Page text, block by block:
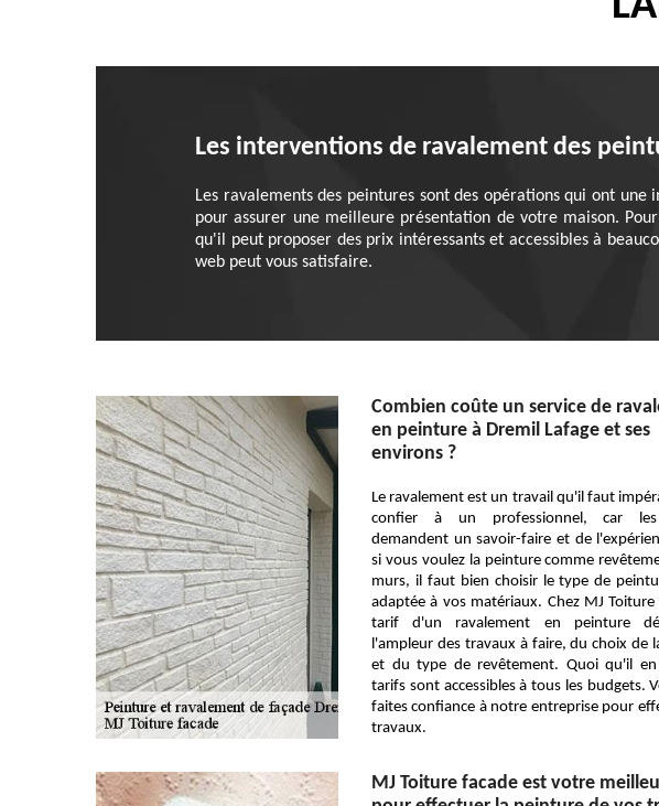
Les interventions de ravalement des
Les ravalements des peintures sont des opérations qui ont
pour assurer une meilleure présentation de votre maison.
qu'il peut proposer des prix intéressants et accessibles à
web peut vous satisfaire.
Combien coûte un service de
en peinture à Dremil Lafage et ses
environs ?
Le ravalement est un travail qu'il faut
confier à un professionnel, car
demandent un savoir-faire et de
si vous voulez la peinture comme
murs, il faut bien choisir le type de
adaptée à vos matériaux. Chez MJ Toiture
tarif d'un ravalement en peinture
l'ampleur des travaux à faire, du choix de
et du type de revêtement. Quoi qu'il
tarifs sont accessibles à tous les budgets.
faites confiance à notre entreprise pour
travaux.
MJ Toiture facade est votre